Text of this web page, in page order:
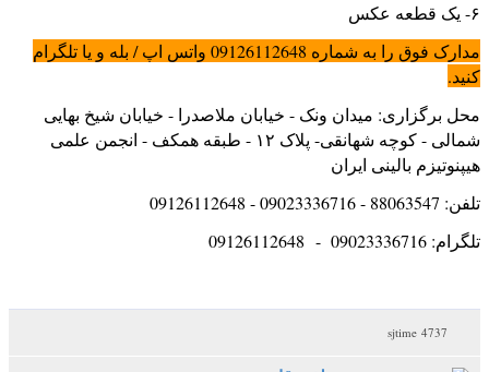
۶- یک قطعه عکس
مدارک فوق را به شماره 09126112648 واتس اپ / بله و یا تلگرام
کنید.
محل برگزاری: میدان ونک - خیابان ملاصدرا - خیابان شیخ بهایی
شمالی - کوچه شهانقی- پلاک ۱۲ - طبقه همکف - انجمن علمی
هیپنوتیزم بالینی ایران
تلفن: 88063547 - 09023336716 - 09126112648
تلگرام: 09023336716 - 09126112648
4737 sjtime